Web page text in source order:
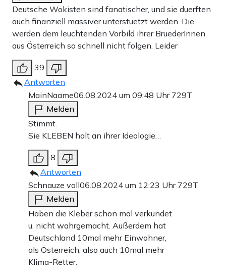
Deutsche Wokisten sind fanatischer, und sie duerften
auch finanziell massiver unterstuetzt werden. Die
werden dem leuchtenden Vorbild ihrer BruederInnen
aus Österreich so schnell nicht folgen. Leider
39
Antworten
MainNaame06.08.2024 um 09:48 Uhr 729T
Melden
Stimmt.
Sie KLEBEN halt an ihrer Ideologie…
8
Antworten
Schnauze voll06.08.2024 um 12:23 Uhr 729T
Melden
Haben die Kleber schon mal verkündet
u. nicht wahrgemacht. Außerdem hat
Deutschland 10mal mehr Einwohner,
als Österreich, also auch 10mal mehr
Klima-Retter.